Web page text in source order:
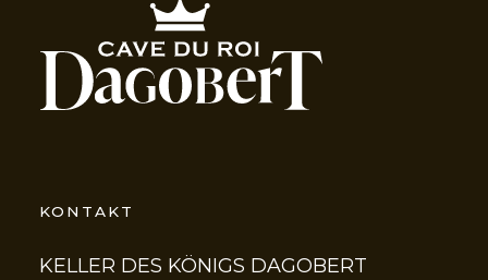
KONTAKT
KELLER DES KÖNIGS DAGOBERT